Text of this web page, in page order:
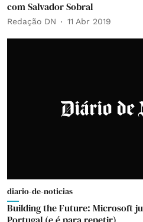
com Salvador Sobral
Redação DN 11 Abr 2019
diario-de-noticias
Building the Future: Microsoft